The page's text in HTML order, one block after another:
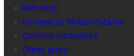
Nekrologi
Ochotnicze Straże Pożarne
Ochrona środowiska
Oferty pracy